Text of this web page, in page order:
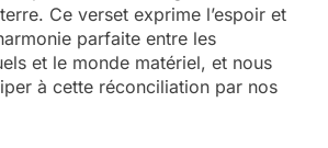
Ce verset exprime l’espoir et
parfaite entre les
et le monde matériel, et nous
à cette réconciliation par nos